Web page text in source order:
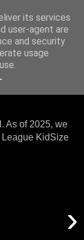
team that
League. Here,
operate
As of 2025, we
KidSize
›
its services
user-agent are
and security
usage